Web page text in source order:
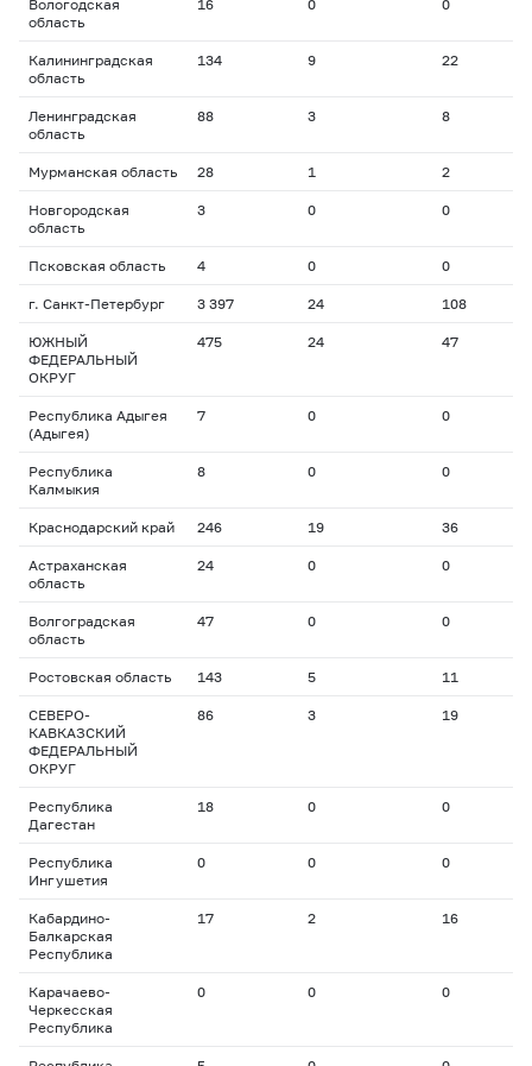
Вологодская
область
16 0 0
Калининградская
область
134 9 22
Ленинградская
область
88 3 8
Мурманская область 28 1 2
Новгородская
область
3 0 0
Псковская область 4 0 0
г. Санкт-Петербург 3 397 24 108
ЮЖНЫЙ
ФЕДЕРАЛЬНЫЙ
ОКРУГ
475 24 47
Республика Адыгея
(Адыгея)
7 0 0
Республика
Калмыкия
8 0 0
Краснодарский край 246 19 36
Астраханская
область
24 0 0
Волгоградская
область
47 0 0
Ростовская область 143 5 11
СЕВЕРО-
КАВКАЗСКИЙ
ФЕДЕРАЛЬНЫЙ
ОКРУГ
86 3 19
Республика
Дагестан
18 0 0
Республика
Ингушетия
0 0 0
Кабардино-
Балкарская
Республика
17 2 16
Карачаево-
Черкесская
Республика
0 0 0